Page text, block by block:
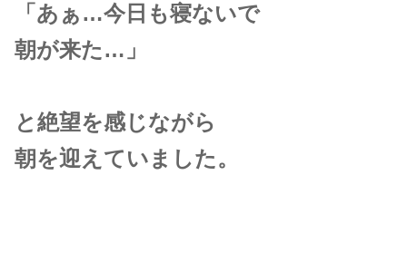
「あぁ…今日も寝ないで
朝が来た…」
と絶望を感じながら
朝を迎えていました。